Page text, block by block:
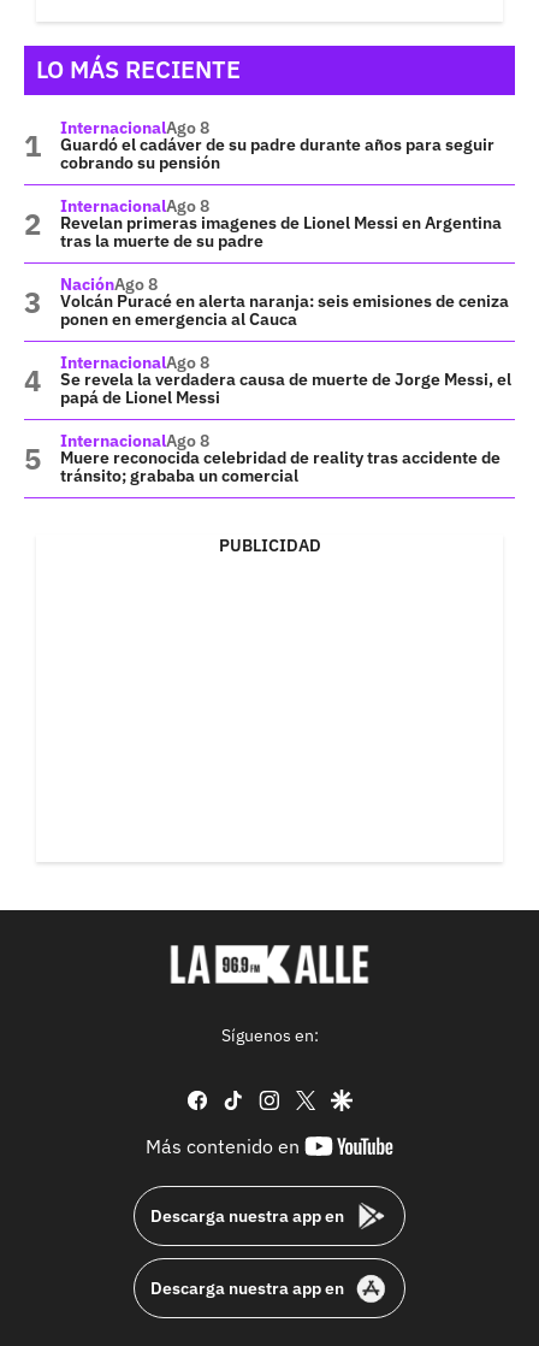
LO MÁS RECIENTE
InternacionalAgo 8
Guardó el cadáver de su padre durante años para seguir
cobrando su pensión
InternacionalAgo 8
Revelan primeras imagenes de Lionel Messi en Argentina
tras la muerte de su padre
NaciónAgo 8
Volcán Puracé en alerta naranja: seis emisiones de ceniza
ponen en emergencia al Cauca
InternacionalAgo 8
Se revela la verdadera causa de muerte de Jorge Messi, el
papá de Lionel Messi
InternacionalAgo 8
Muere reconocida celebridad de reality tras accidente de
tránsito; grababa un comercial
PUBLICIDAD
Síguenos en:
facebook
tiktok instagram
twittergoogle
Más contenido en
youtube-
Descarga nuestra app en
Descarga nuestra app en